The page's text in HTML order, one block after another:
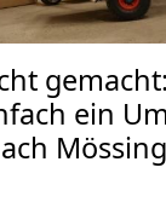
ein